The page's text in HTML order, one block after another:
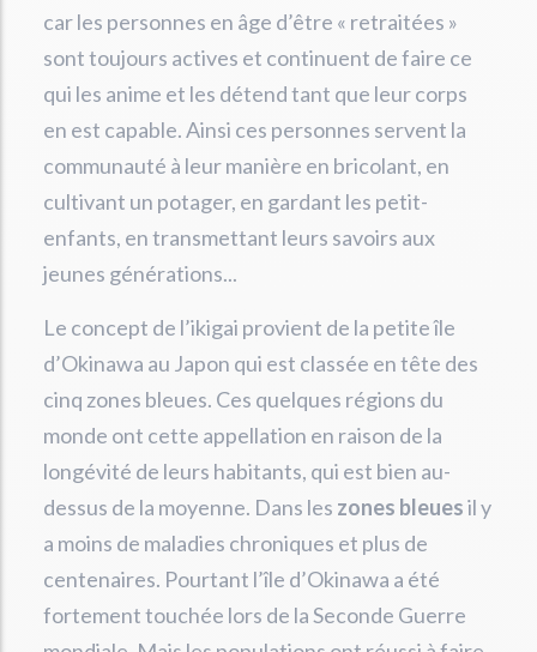
car les personnes en âge d’être « retraitées »
sont toujours actives et continuent de faire ce
qui les anime et les détend tant que leur corps
en est capable. Ainsi ces personnes servent la
communauté à leur manière en bricolant, en
cultivant un potager, en gardant les petit-
enfants, en transmettant leurs savoirs aux
jeunes générations...
Le concept de l’ikigai provient de la petite île
d’Okinawa au Japon qui est classée en tête des
cinq zones bleues. Ces quelques régions du
monde ont cette appellation en raison de la
longévité de leurs habitants, qui est bien au-
dessus de la moyenne. Dans les zones bleuesil y
a moins de maladies chroniques et plus de
centenaires. Pourtant l’île d’Okinawa a été
fortement touchée lors de la Seconde Guerre